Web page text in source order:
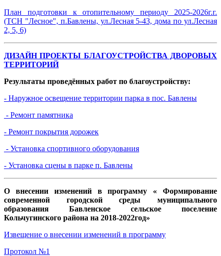
План подготовки к отопительному периоду 2025-2026г.г.
(ТСН "Лесное", п.Бавлены, ул.Лесная 5-43, дома по ул.Лесная
2, 5, 6)
ДИЗАЙН ПРОЕКТЫ БЛАГОУСТРОЙСТВА ДВОРОВЫХ
ТЕРРИТОРИЙ
Результаты проведённых работ по благоустройству:
- Наружное освещение территории парка в пос. Бавлены
- Ремонт памятника
- Ремонт покрытия дорожек
- Установка спортивного оборудования
- Установка сцены в парке п. Бавлены
О внесении изменений в программу « Формирование
современной городской среды муниципального
образования Бавленское сельское поселение
Кольчугинского района на 2018-2022год»
Извещение о внесении изменений в программу
Протокол №1